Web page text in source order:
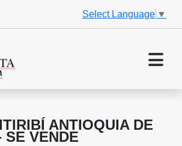
Select Language ▼
ANTIOQUIA DE
SE VENDE